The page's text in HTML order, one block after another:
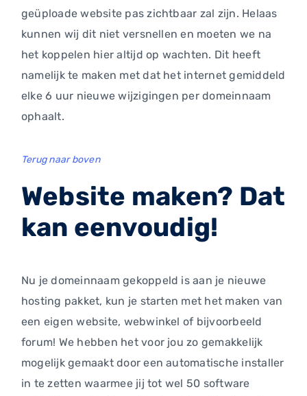
geüploade website pas zichtbaar zal zijn. Helaas
kunnen wij dit niet versnellen en moeten we na
het koppelen hier altijd op wachten. Dit heeft
namelijk te maken met dat het internet gemiddeld
elke 6 uur nieuwe wijzigingen per domeinnaam
ophaalt.
Terug naar boven
Website maken? Dat
kan eenvoudig!
Nu je domeinnaam gekoppeld is aan je nieuwe
hosting pakket, kun je starten met het maken van
een eigen website, webwinkel of bijvoorbeeld
forum! We hebben het voor jou zo gemakkelijk
mogelijk gemaakt door een automatische installer
in te zetten waarmee jij tot wel 50 software